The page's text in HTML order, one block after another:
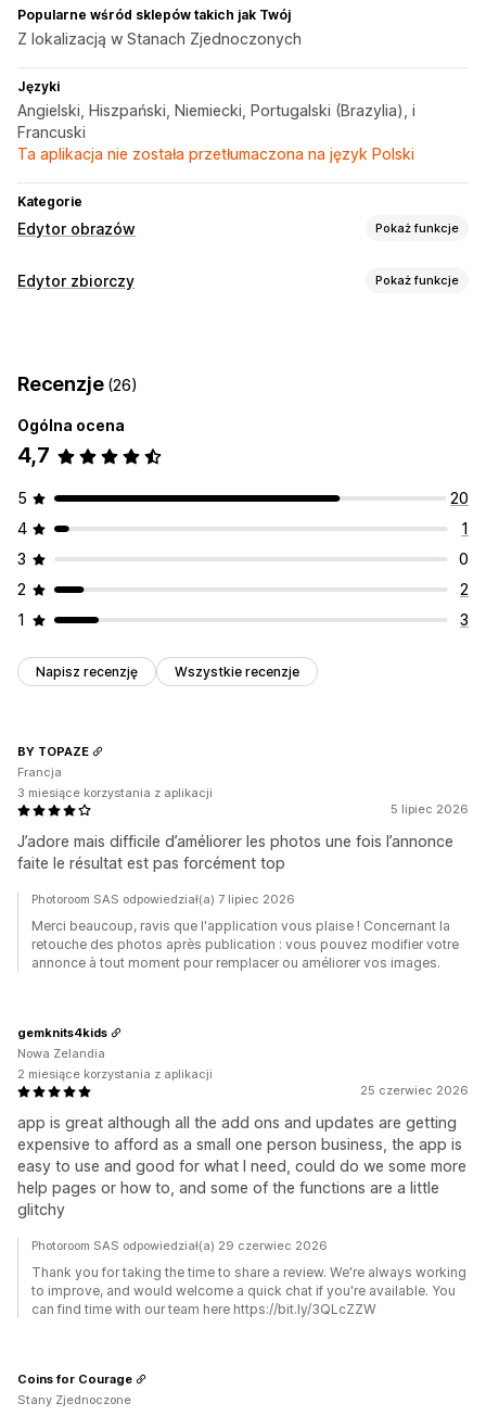
Popularne wśród sklepów takich jak Twój
Z lokalizacją w Stanach Zjednoczonych
Języki
Angielski, Hiszpański, Niemiecki, Portugalski (Brazylia), i
Francuski
Ta aplikacja nie została przetłumaczona na język Polski
Kategorie
Edytor obrazów Pokaż funkcje
Optymalizacja obrazów
Niestandardowe tła
Znaki wodne
Edycja zbiorcza
Alternatywny tekst
Edytor zbiorczy Pokaż funkcje
Opisy Metapola
Działania
Usuwanie zbiorcze
Recenzje (26)
Ogólna ocena
4,7
5
20
4
1
3
0
2
2
1
3
Napisz recenzję Wszystkie recenzje
5 lipiec 2026
J’adore mais difficile d’améliorer les photos une fois l’annonce
faite le résultat est pas forcément top
BY TOPAZE
Francja
3 miesiące korzystania z aplikacji
Photoroom SAS odpowiedział(a) 7 lipiec 2026
Merci beaucoup, ravis que l'application vous plaise ! Concernant la
retouche des photos après publication : vous pouvez modifier votre
annonce à tout moment pour remplacer ou améliorer vos images.
25 czerwiec 2026
app is great although all the add ons and updates are getting
expensive to afford as a small one person business, the app is
easy to use and good for what I need, could do we some more
help pages or how to, and some of the functions are a little
glitchy
gemknits4kids
Nowa Zelandia
2 miesiące korzystania z aplikacji
Photoroom SAS odpowiedział(a) 29 czerwiec 2026
Thank you for taking the time to share a review. We're always working
to improve, and would welcome a quick chat if you're available. You
can find time with our team here https://bit.ly/3QLcZZW
Coins for Courage
Stany Zjednoczone